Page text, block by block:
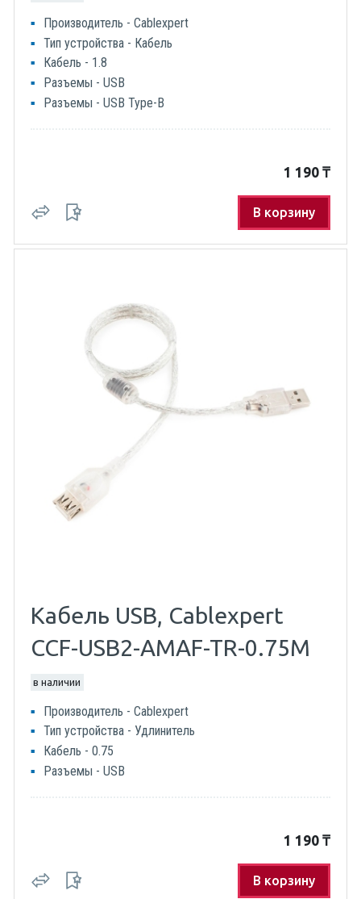
Производитель - Cablexpert
Тип устройства - Кабель
Кабель - 1.8
Разъемы - USB
Разъемы - USB Type-B
1 190 ₸
В корзину
Кабель USB, Cablexpert
CCF-USB2-AMAF-TR-0.75M
в наличии
Производитель - Cablexpert
Тип устройства - Удлинитель
Кабель - 0.75
Разъемы - USB
1 190 ₸
В корзину